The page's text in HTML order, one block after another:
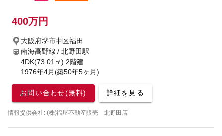
400万円
大阪府堺市中区福田
南海高野線 / 北野田駅
4DK(73.01㎡) 2階建
1976年4月(築50年5ヶ月)
お問い合わせ(無料) 詳細を見る
情報提供会社: (株)福屋不動産販売 北野田店